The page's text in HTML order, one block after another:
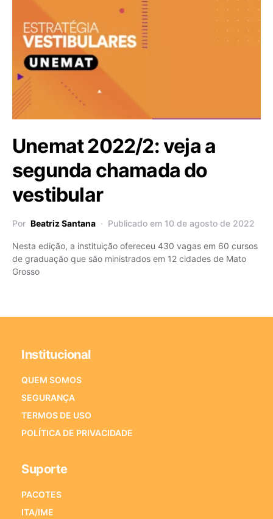
Unemat 2022/2: veja a
segunda chamada do
vestibular
Por Beatriz Santana Publicado em 10 de agosto de 2022
Nesta edição, a instituição ofereceu 430 vagas em 60 cursos
de graduação que são ministrados em 12 cidades de Mato
Grosso
Institucional
QUEM SOMOS
SEGURANÇA
TERMOS DE USO
POLÍTICA DE PRIVACIDADE
Suporte
PACOTES
ITA/IME